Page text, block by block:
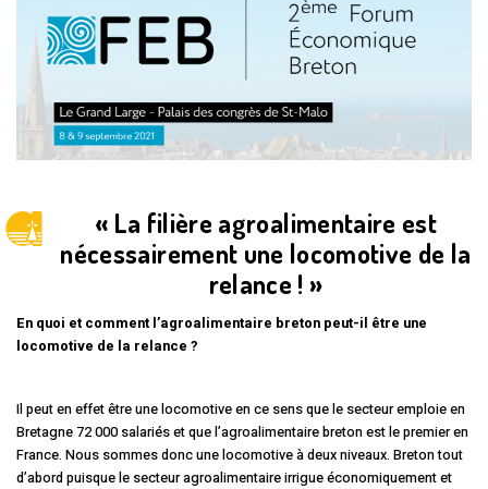
« La filière agroalimentaire est
nécessairement une locomotive de la
relance ! »
En quoi et comment l’agroalimentaire breton peut-il être une
locomotive de la relance ?
Il peut en effet être une locomotive en ce sens que le secteur emploie en
Bretagne 72 000 salariés et que l’agroalimentaire breton est le premier en
France. Nous sommes donc une locomotive à deux niveaux. Breton tout
d’abord puisque le secteur agroalimentaire irrigue économiquement et